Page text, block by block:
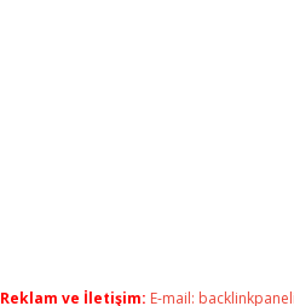
Reklam ve İletişim: E-mail: